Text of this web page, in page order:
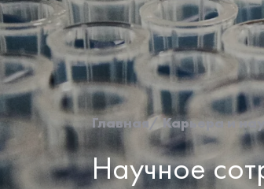
Главная Карьера и
Научное